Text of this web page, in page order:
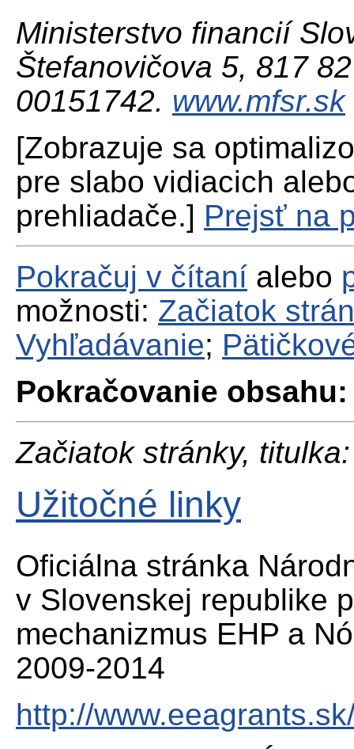
Ministerstvo financií
Štefanovičova 5, 817
00151742. www.mfsr.sk
[Zobrazuje sa
pre slabo vidiacich
prehliadače.] Prejsť na
Pokračuj v čítaní alebo
možnosti: Začiatok
Vyhľadávanie;
Pokračovanie obsahu:
Začiatok stránky, titulka:
Užitočné linky
Oficiálna stránka
v Slovenskej republike
mechanizmus EHP a
2009-2014
http://